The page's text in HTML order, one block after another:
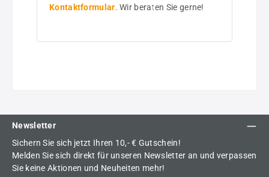
Kontaktformular. Wir beraten Sie gerne!
Newsletter
Sichern Sie sich jetzt Ihren 10,- € Gutschein!
Melden Sie sich direkt für unseren Newsletter an und verpassen
Sie keine Aktionen und Neuheiten mehr!